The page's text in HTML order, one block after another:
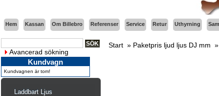
Hem Kassan Om Billebro Referenser Service Retur Uthyrning
Avancerad sökning
Kundvagn
Kundvagnen är tom!
Laddbart Ljus
Start » Paketpris ljud ljus DJ mm